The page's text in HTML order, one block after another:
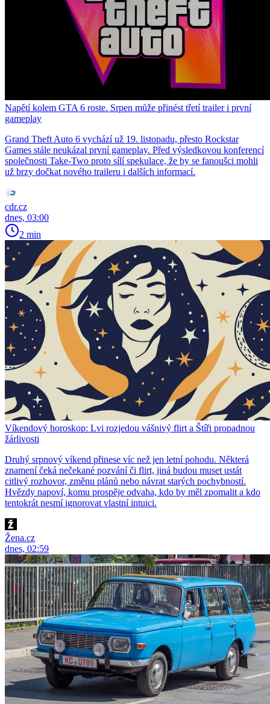
Napětí kolem GTA 6 roste. Srpen může přinést třetí trailer i první
gameplay
Grand Theft Auto 6 vychází už 19. listopadu, přesto Rockstar
Games stále neukázal první gameplay. Před výsledkovou konferencí
společnosti Take-Two proto sílí spekulace, že by se fanoušci mohli
už brzy dočkat nového traileru i dalších informací.
cdr.cz
dnes, 03:00
2 min
Víkendový horoskop: Lvi rozjedou vášnivý flirt a Štíři propadnou
žárlivosti
Druhý srpnový víkend přinese víc než jen letní pohodu. Některá
znamení čeká nečekané pozvání či flirt, jiná budou muset ustát
citlivý rozhovor, změnu plánů nebo návrat starých pochybností.
Hvězdy napoví, komu prospěje odvaha, kdo by měl zpomalit a kdo
tentokrát nesmí ignorovat vlastní intuici.
Žena.cz
dnes, 02:59